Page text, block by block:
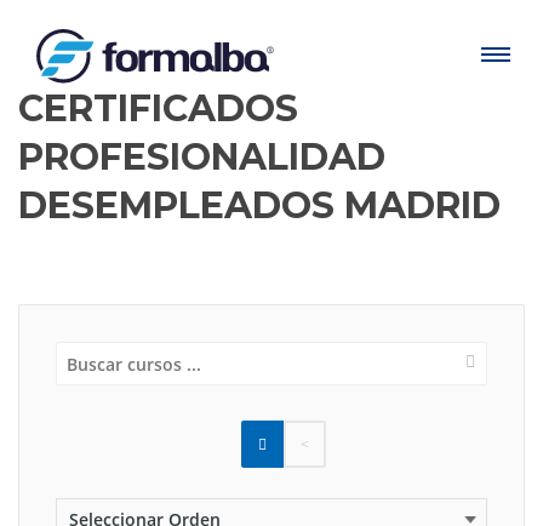
CERTIFICADOS
PROFESIONALIDAD
DESEMPLEADOS MADRID